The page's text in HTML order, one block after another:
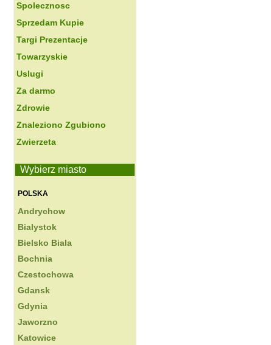
Spolecznosc
Sprzedam Kupie
Targi Prezentacje
Towarzyskie
Uslugi
Za darmo
Zdrowie
Znaleziono Zgubiono
Zwierzeta
Wybierz miasto
POLSKA
Andrychow
Bialystok
Bielsko Biala
Bochnia
Czestochowa
Gdansk
Gdynia
Jaworzno
Katowice